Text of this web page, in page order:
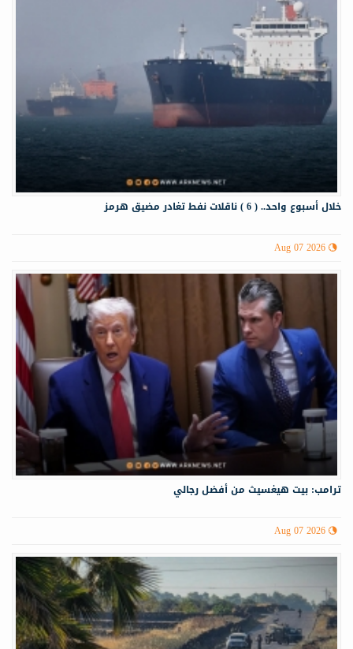
خلال أسبوع واحد.. ( 6 ) ناقلات نفط تغادر مضيق هرمز
Aug 07 2026
ترامب: بيت هيغسيث من أفضل رجالي
Aug 07 2026